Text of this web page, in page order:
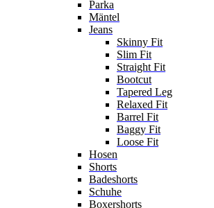
Parka
Mäntel
Jeans
Skinny Fit
Slim Fit
Straight Fit
Bootcut
Tapered Leg
Relaxed Fit
Barrel Fit
Baggy Fit
Loose Fit
Hosen
Shorts
Badeshorts
Schuhe
Boxershorts